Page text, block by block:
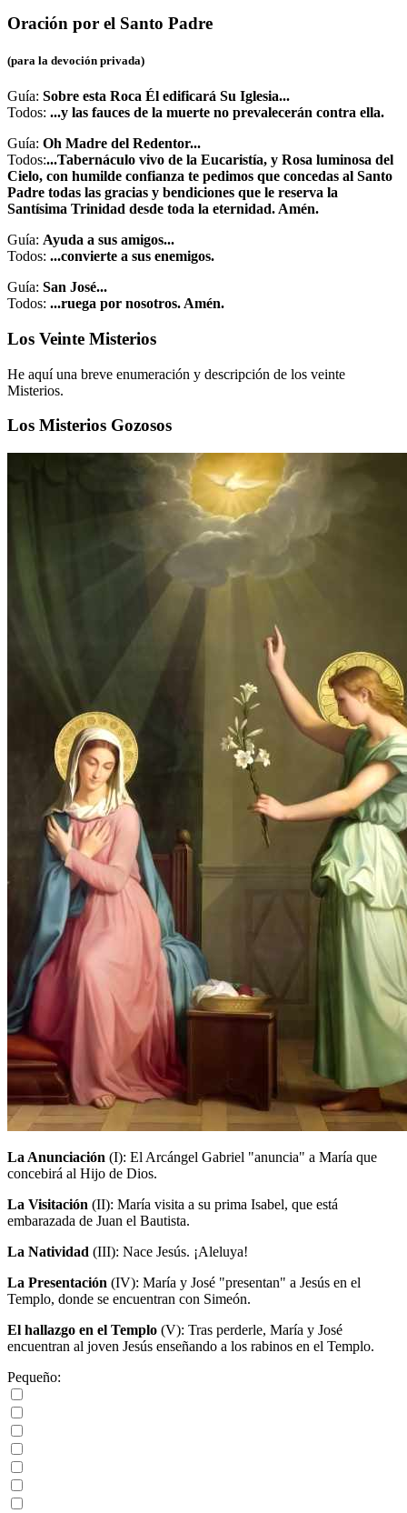
Oración por el Santo Padre
(para la devoción privada)
Guía: Sobre esta Roca Él edificará Su Iglesia...
Todos: ...y las fauces de la muerte no prevalecerán contra ella.
Guía: Oh Madre del Redentor...
Todos:...Tabernáculo vivo de la Eucaristía, y Rosa luminosa del
Cielo, con humilde confianza te pedimos que concedas al Santo
Padre todas las gracias y bendiciones que le reserva la
Santísima Trinidad desde toda la eternidad. Amén.
Guía: Ayuda a sus amigos...
Todos: ...convierte a sus enemigos.
Guía: San José...
Todos: ...ruega por nosotros. Amén.
Los Veinte Misterios
He aquí una breve enumeración y descripción de los veinte
Misterios.
Los Misterios Gozosos
La Anunciación (I): El Arcángel Gabriel "anuncia" a María que
concebirá al Hijo de Dios.
La Visitación (II): María visita a su prima Isabel, que está
embarazada de Juan el Bautista.
La Natividad (III): Nace Jesús. ¡Aleluya!
La Presentación (IV): María y José "presentan" a Jesús en el
Templo, donde se encuentran con Simeón.
El hallazgo en el Templo (V): Tras perderle, María y José
encuentran al joven Jesús enseñando a los rabinos en el Templo.
Pequeño: